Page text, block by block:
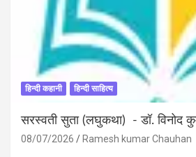
हिन्दी कहानी हिन्दी साहित्य
सरस्वती सुता (लघुकथा) ​- डॉ. विनोद
08/07/2026 Ramesh kumar Chauhan